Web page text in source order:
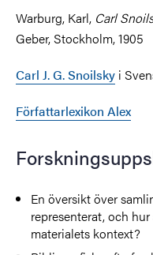
Warburg, Karl, Carl
Geber, Stockholm, 1905
Carl J. G. Snoilsky i
Författarlexikon Alex
En översikt över
representerat, och
materialets kontext?